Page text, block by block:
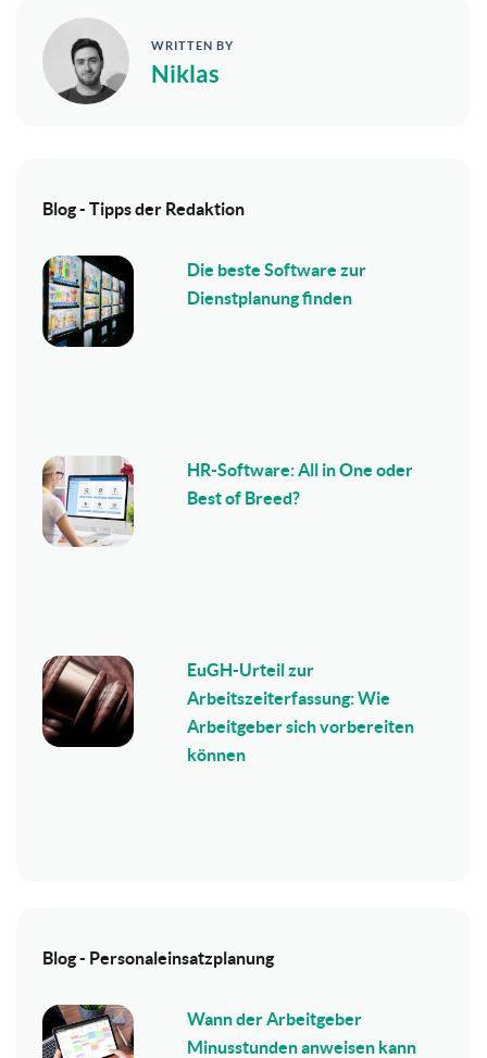
WRITTEN BY
Niklas
Blog - Tipps der Redaktion
Die beste Software zur
Dienstplanung finden
HR-Software: All in One oder
Best of Breed?
EuGH-Urteil zur
Arbeitszeiterfassung: Wie
Arbeitgeber sich vorbereiten
können
Blog - Personaleinsatzplanung
Wann der Arbeitgeber
Minusstunden anweisen kann